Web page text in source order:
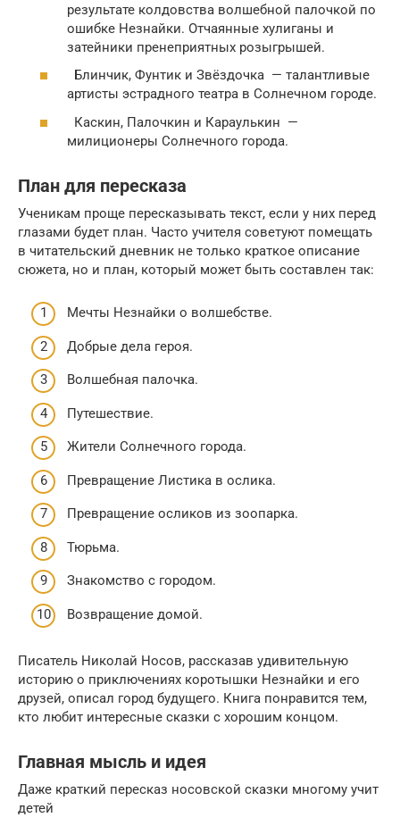
результате колдовства волшебной палочкой по
ошибке Незнайки. Отчаянные хулиганы и
затейники пренеприятных розыгрышей.
Блинчик, Фунтик и Звёздочка — талантливые
артисты эстрадного театра в Солнечном городе.
Каскин, Палочкин и Караулькин —
милиционеры Солнечного города.
План для пересказа
Ученикам проще пересказывать текст, если у них перед
глазами будет план. Часто учителя советуют помещать
в читательский дневник не только краткое описание
сюжета, но и план, который может быть составлен так:
Мечты Незнайки о волшебстве.
Добрые дела героя.
Волшебная палочка.
Путешествие.
Жители Солнечного города.
Превращение Листика в ослика.
Превращение осликов из зоопарка.
Тюрьма.
Знакомство с городом.
Возвращение домой.
Писатель Николай Носов, рассказав удивительную
историю о приключениях коротышки Незнайки и его
друзей, описал город будущего. Книга понравится тем,
кто любит интересные сказки с хорошим концом.
Главная мысль и идея
Даже краткий пересказ носовской сказки многому учит
детей